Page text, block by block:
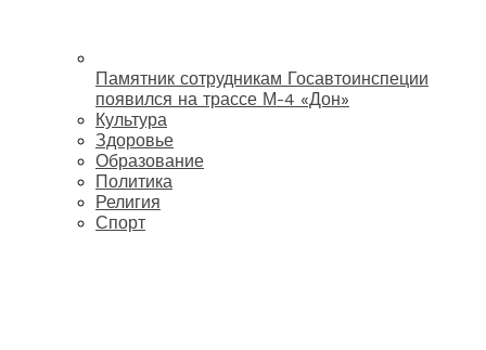
Памятник сотрудникам Госавтоинспеции
появился на трассе М-4 «Дон»
Культура
Здоровье
Образование
Политика
Религия
Спорт